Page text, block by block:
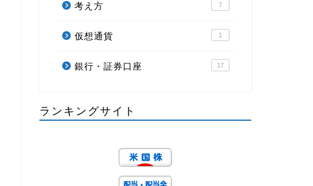
考え方 7
仮想通貨 1
銀行・証券口座 17
ランキングサイト